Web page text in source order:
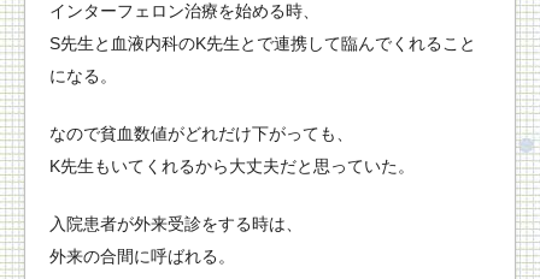
インターフェロン治療を始める時、
S先生と血液内科のK先生とで連携して臨んでくれること
になる。
なので貧血数値がどれだけ下がっても、
K先生もいてくれるから大丈夫だと思っていた。
入院患者が外来受診をする時は、
外来の合間に呼ばれる。